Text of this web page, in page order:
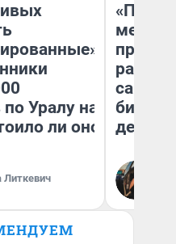
Уралу на
ли оно
Литкевич
самом